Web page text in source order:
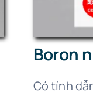
Boron
Có tính